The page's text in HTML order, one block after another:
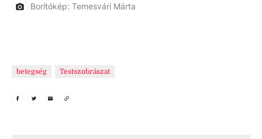
Borítókép: Temesvári Márta
betegség Testszobrászat